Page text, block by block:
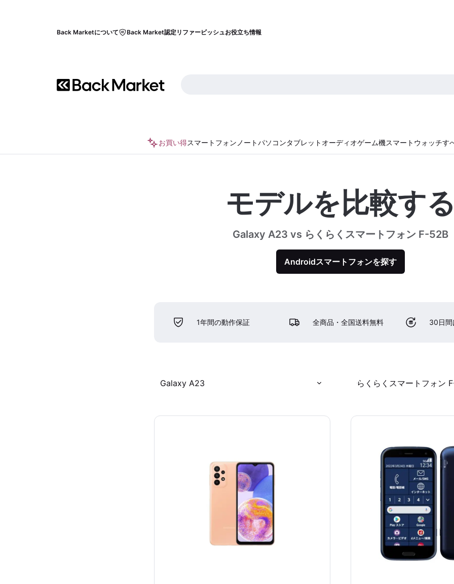
Back Marketについて Back Market認定リファービッシュお役立ち情報
お買い得スマートフォン ノートパソコンタブレット オーディオゲーム機スマートウォッチす
モデルを比較す
Galaxy A23 vs らくらくスマートフォン F-52B
Androidスマートフォンを探す
1年間の動作保証 全商品・全国送料無料 30日間
Galaxy A23 らくらくスマートフォン